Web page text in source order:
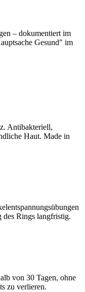
– dokumentiert im
Gesund" im
Antibakteriell,
Haut. Made in
des Rings langfristig.
von 30 Tagen, ohne
zu verlieren.